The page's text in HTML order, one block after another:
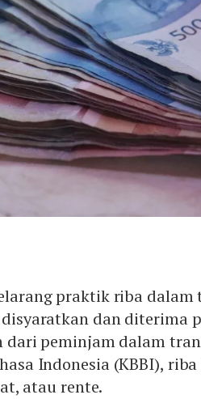
praktik riba dalam
dan diterima
dari peminjam dalam
Indonesia (KBBI),
atau rente.